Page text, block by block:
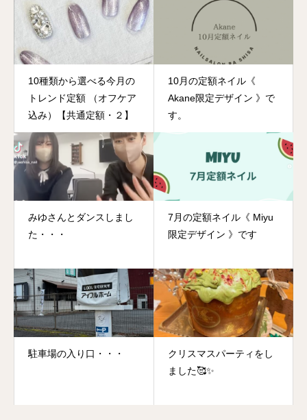
10種類から選べる今月の
トレンド定額 （オフケア
込み）【共通定額・２】
10月の定額ネイル《
Akane限定デザイン 》で
す。
みゆさんとダンスしまし
た・・・
7月の定額ネイル《 Miyu
限定デザイン 》です
駐車場の入り口・・・
クリスマスパーティをし
ました🥰✨